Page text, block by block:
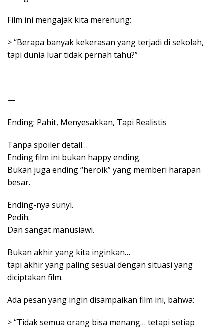
Film ini mengajak kita merenung:
> “Berapa banyak kekerasan yang terjadi di sekolah,
tapi dunia luar tidak pernah tahu?”
—
Ending: Pahit, Menyesakkan, Tapi Realistis
Tanpa spoiler detail…
Ending film ini bukan happy ending.
Bukan juga ending “heroik” yang memberi harapan
besar.
Ending-nya sunyi.
Pedih.
Dan sangat manusiawi.
Bukan akhir yang kita inginkan…
tapi akhir yang paling sesuai dengan situasi yang
diciptakan film.
Ada pesan yang ingin disampaikan film ini, bahwa:
> “Tidak semua orang bisa menang… tetapi setiap